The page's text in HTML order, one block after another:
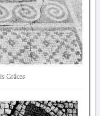
Grâces